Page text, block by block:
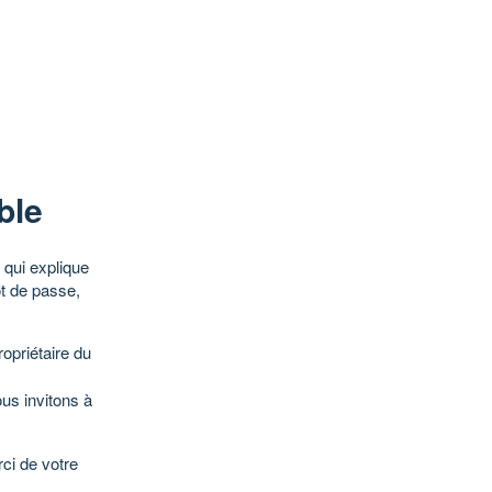
explique
de passe,
du
invitons à
de votre